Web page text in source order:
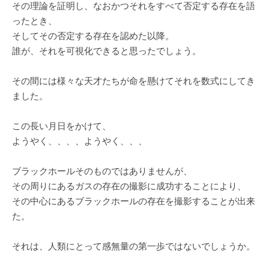
その理論を証明し、なおかつそれをすべて否定する存在を語
ったとき、
そしてその否定する存在を認めた以降。
誰が、それを可視化できると思ったでしょう。
その間には様々な天才たちが命を懸けてそれを数式にしてき
ました。
この長い月日をかけて、
ようやく、、、、ようやく、、、
ブラックホールそのものではありませんが、
その周りにあるガスの存在の撮影に成功することにより、
その中心にあるブラックホールの存在を撮影することが出来
た。
それは、人類にとって感無量の第一歩ではないでしょうか。